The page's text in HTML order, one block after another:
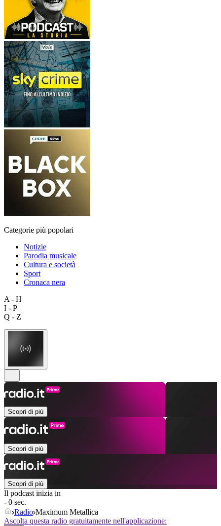
Categorie più popolari
Notizie
Parodia musicale
Cultura e società
Sport
Cronaca nera
A - H
I - P
Q - Z
Scopri di più
Scopri di più
Scopri di più
Il podcast inizia in
- 0 sec.
Radio Maximum Metallica
Ascolta questa radio gratuitamente nell'applicazione: